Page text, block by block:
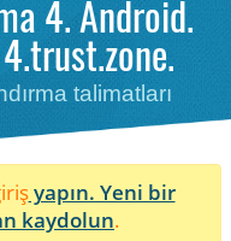
4. Android.
talimatları
yapın. Yeni bir
kaydolun.